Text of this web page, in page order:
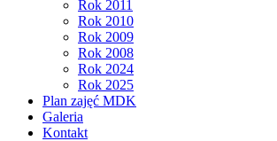
Rok 2011
Rok 2010
Rok 2009
Rok 2008
Rok 2024
Rok 2025
Plan zajęć MDK
Galeria
Kontakt